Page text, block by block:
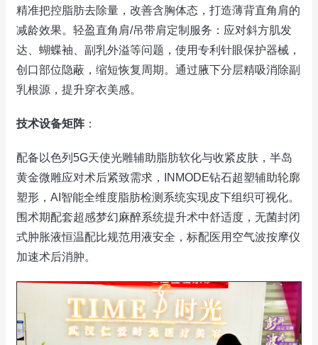
精准把控脂肪去除量，改善含胸体态，打造薄背直角肩的
减龄效果。轻盈直角肩/吊带肩定制服务：应对斜方肌发
达、蝴蝶袖、副乳外溢等问题，使用专利针眼保护器械，
创口部位隐蔽，缩短恢复周期。通过腋下分层精吸消除副
乳根源，提升穿衣美感。
技术设备矩阵：
配备以色列5G天使光雕辅助脂肪软化与收紧皮肤，半岛
黄金微雕应对术后紧致需求，INMODE钻石超塑辅助轮廓
塑形，AI智能全维度脂肪检测系统实现皮下组织可视化。
围术期配套超感梦幻麻醉系统提升术中舒适度，无菌封闭
式肿胀液恒温配比规范用液安全，标配医用空气波按摩仪
加速术后消肿。